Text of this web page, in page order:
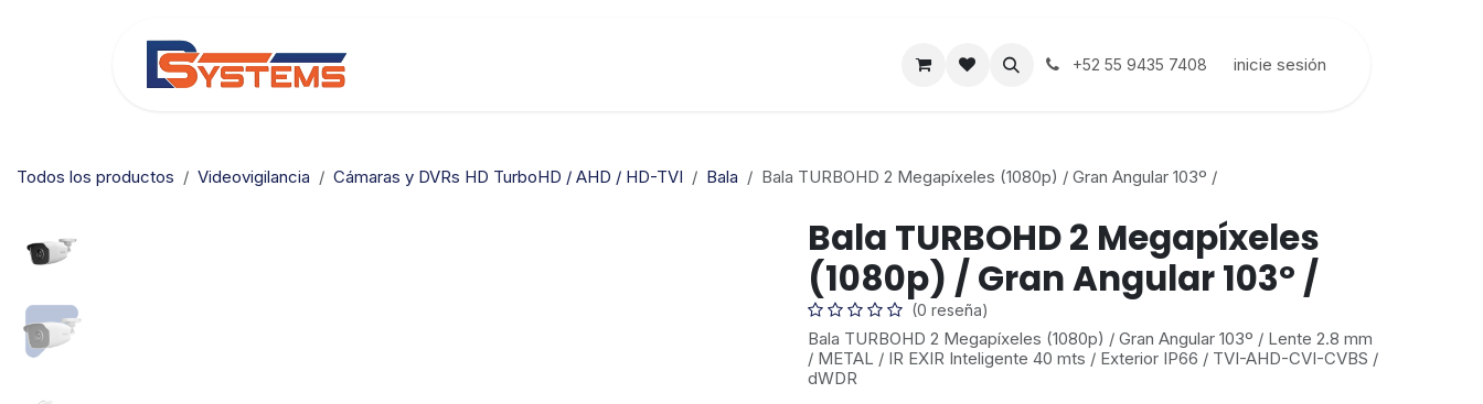
+52 55 9435 7408 inicie sesión
Todos los productos Videovigilancia Cámaras y DVRs HD TurboHD / AHD / HD-TVI Bala Bala TURBOHD 2 Megapíxeles (1080p) / Gran Angular 103º /
Bala TURBOHD 2 Megapíxeles
(1080p) / Gran Angular 103º /
(0 reseña)
Bala TURBOHD 2 Megapíxeles (1080p) / Gran Angular 103º / Lente 2.8 mm
/ METAL / IR EXIR Inteligente 40 mts / Exterior IP66 / TVI-AHD-CVI-CVBS /
dWDR